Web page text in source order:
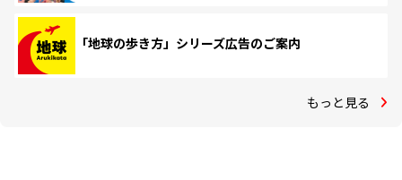
「地球の歩き方」シリーズ広告のご案内
もっと見る